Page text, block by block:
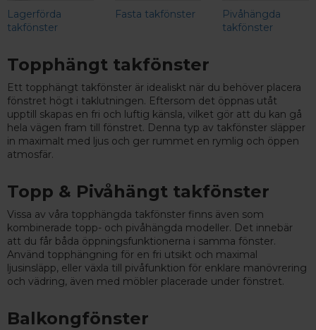
Lagerförda
takfönster
Fasta takfönster
Pivåhängda
takfönster
Topphängt takfönster
Ett topphängt takfönster är idealiskt när du behöver placera
fönstret högt i taklutningen. Eftersom det öppnas utåt
upptill skapas en fri och luftig känsla, vilket gör att du kan gå
hela vägen fram till fönstret. Denna typ av takfönster släpper
in maximalt med ljus och ger rummet en rymlig och öppen
atmosfär.
Topp & Pivåhängt takfönster
Vissa av våra topphängda takfönster finns även som
kombinerade topp- och pivåhängda modeller. Det innebär
att du får båda öppningsfunktionerna i samma fönster.
Använd topphängning för en fri utsikt och maximal
ljusinsläpp, eller växla till pivåfunktion för enklare manövrering
och vädring, även med möbler placerade under fönstret.
Balkongfönster